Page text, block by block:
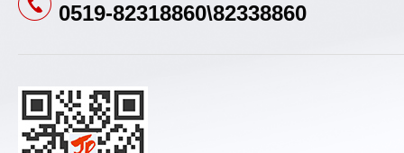
0519-82318860\82338860